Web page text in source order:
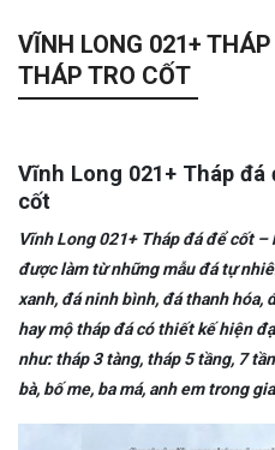
VĨNH LONG 021+
THÁP TRO CỐT
Vĩnh Long 021+ Tháp
cốt
Vĩnh Long 021+ Tháp đá để cốt
được làm từ những mẫu đá tự
xanh, đá ninh bình, đá thanh hóa,
hay mộ tháp đá có thiết kế hiện
như: tháp 3 tàng, tháp 5 tầng, 7
bà, bố me, ba má, anh em trong